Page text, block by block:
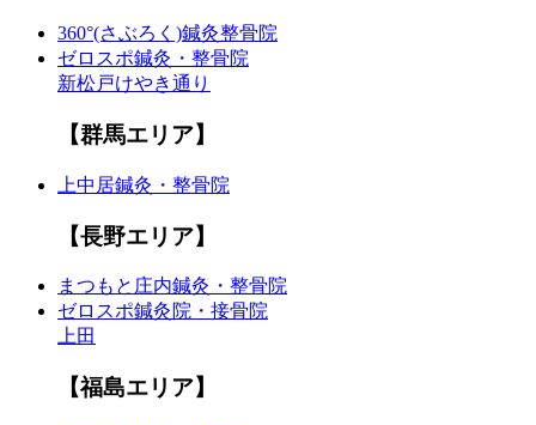
360°(さぶろく)鍼灸整骨院
ゼロスポ鍼灸・整骨院
新松戸けやき通り
【群馬エリア】
上中居鍼灸・整骨院
【長野エリア】
まつもと庄内鍼灸・整骨院
ゼロスポ鍼灸院・接骨院
上田
【福島エリア】